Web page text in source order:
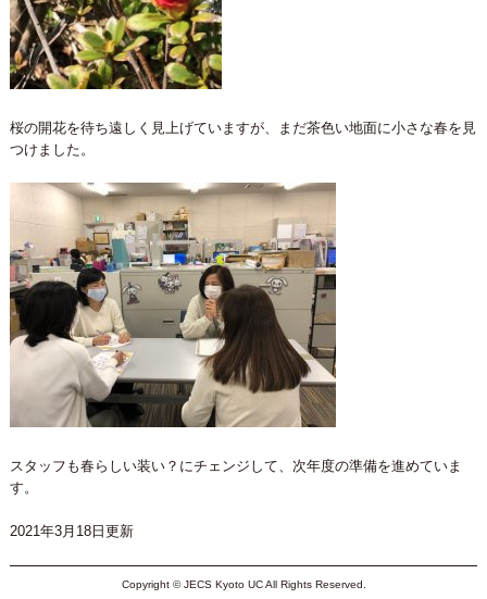
桜の開花を待ち遠しく見上げていますが、まだ茶色い地面に小さな春を見
つけました。
スタッフも春らしい装い？にチェンジして、次年度の準備を進めていま
す。
2021年3月18日更新
Copyright © JECS Kyoto UC All Rights Reserved.